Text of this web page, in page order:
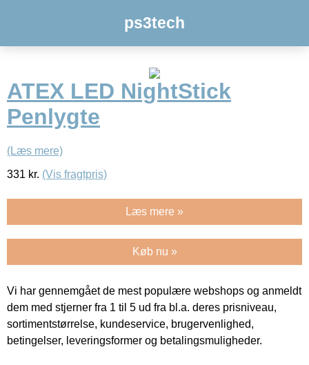
ps3tech
ATEX LED NightStick
Penlygte
(Læs mere)
331 kr. (Vis fragtpris)
Læs mere »
Køb nu »
Vi har gennemgået de mest populære webshops og anmeldt
dem med stjerner fra 1 til 5 ud fra bl.a. deres prisniveau,
sortimentstørrelse, kundeservice, brugervenlighed,
betingelser, leveringsformer og betalingsmuligheder.